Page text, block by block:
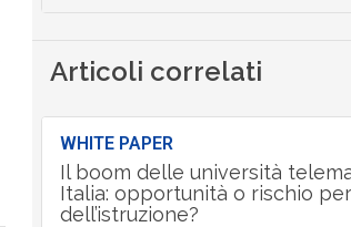
Articoli correlati
WHITE PAPER
Il boom delle università
Italia: opportunità o rischio
dell’istruzione?